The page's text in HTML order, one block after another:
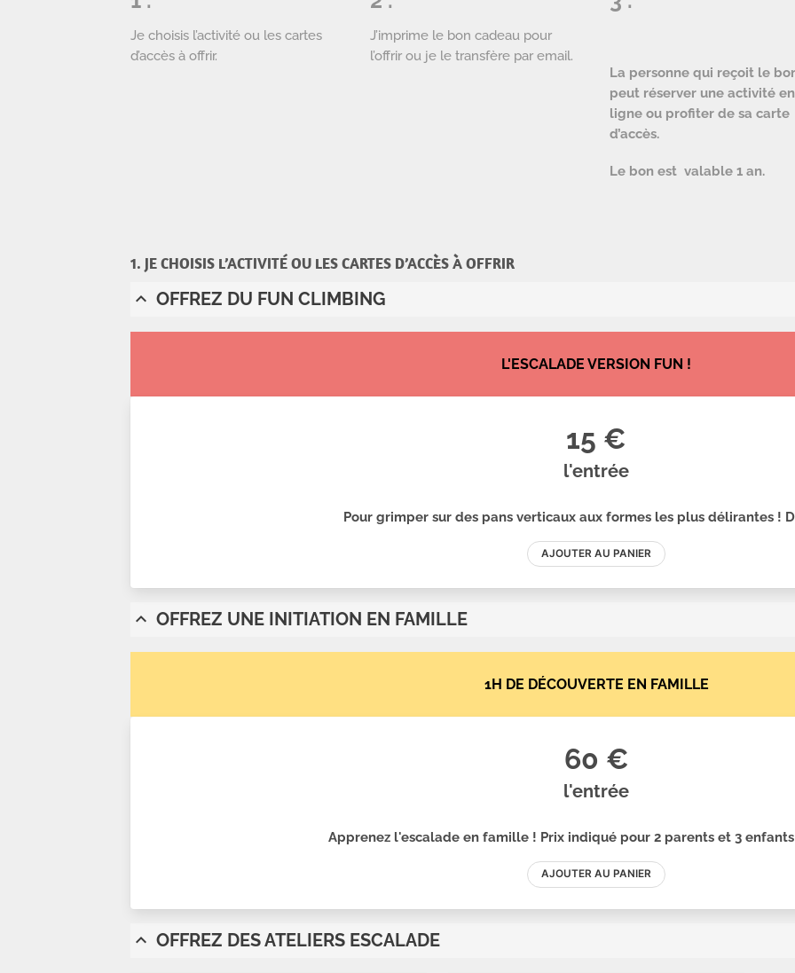
Je choisis l’activité ou les cartes
d’accès à offrir.
J’imprime le bon cadeau pour
l’offrir ou je le transfère par email.
La personne qui reçoit le
peut réserver une activité en
ligne ou profiter de sa carte
d’accès.
Le bon est valable 1 an.
1. JE CHOISIS L’ACTIVITÉ OU LES CARTES D’ACCÈS À OFFRIR